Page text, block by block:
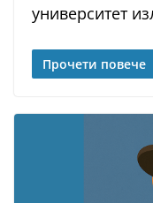
университет
Прочети повече